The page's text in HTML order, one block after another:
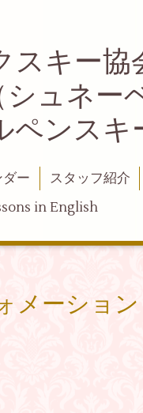
スキー協
ュネー
ペンスキ
ー スタッフ紹介
in English
メーション